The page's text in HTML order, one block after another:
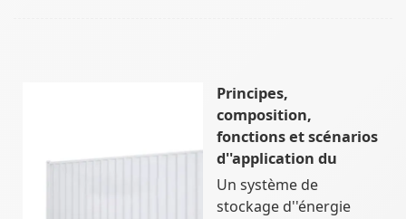
Principes,
composition,
fonctions et scénarios
d''application du
Un système de
stockage d''énergie